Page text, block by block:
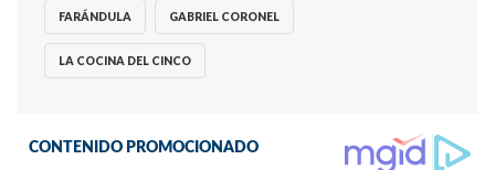
FARÁNDULA GABRIEL CORONEL
LA COCINA DEL CINCO